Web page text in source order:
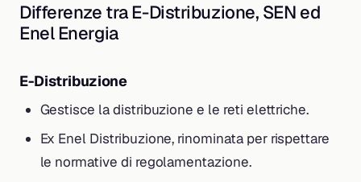
Differenze tra E-Distribuzione, SEN ed
Enel Energia
E-Distribuzione
Gestisce la distribuzione e le reti elettriche.
Ex Enel Distribuzione, rinominata per rispettare
le normative di regolamentazione.